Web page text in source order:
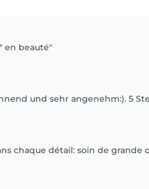
en beauté"
und sehr angenehm:). 5
chaque détail: soin de